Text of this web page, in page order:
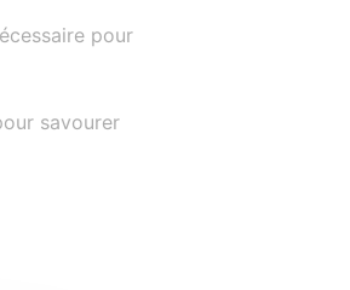
pour
savourer